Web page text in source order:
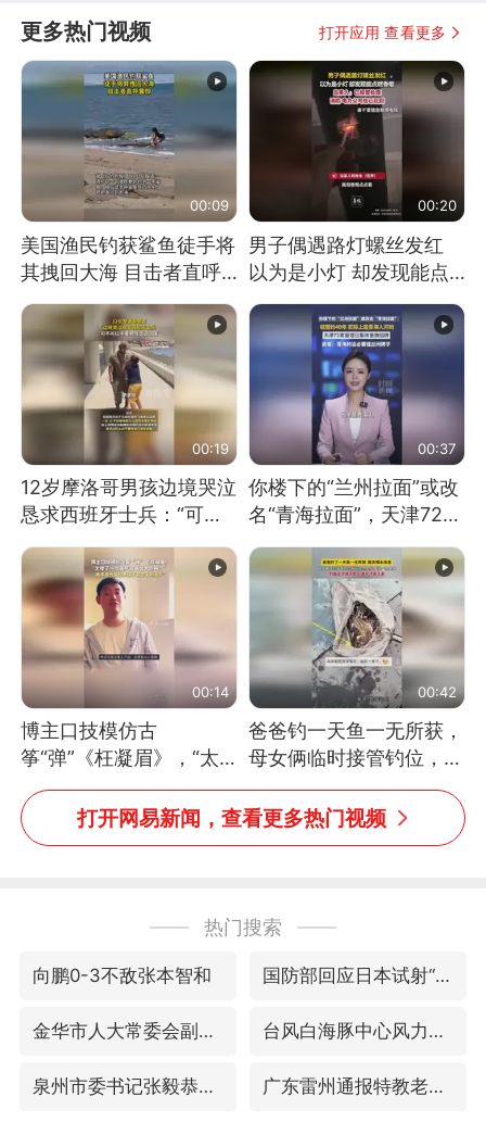
更多热门视频 打开应用 查看更多
00:09
美国渔民钓获鲨鱼徒手将
其拽回大海 目击者直呼
震惊 （视频来源：参考
消息）
00:20
男子偶遇路灯螺丝发红
以为是小灯 却发现能点
燃香烟 当事人：已报警
处理
00:19
12岁摩洛哥男孩边境哭泣
恳求西班牙士兵：“可不
可以不要把我遣返回国”
00:37
你楼下的“兰州拉面”或改
名“青海拉面”，天津72家
面馆已集体更换招牌
00:14
博主口技模仿古
筝“弹”《枉凝眉》，“太
像了～你是吃古筝长大的
吗？”“或将成为首位考级
不带古筝的选手。”（来
00:42
爸爸钓一天鱼一无所获，
母女俩临时接管钓位，用
玩具鱼竿钓上大鱼
打开网易新闻，查看更多热门视频
热门搜索
向鹏0-3不敌张本智和 国防部回应日本试射“战斧”导弹
金华市人大常委会副主任陈峰齐被查 台风白海豚中心风力增强
泉州市委书记张毅恭被查 广东雷州通报特教老师招聘违规事件